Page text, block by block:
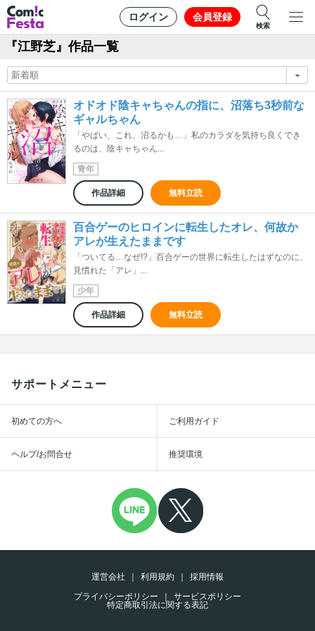
ログイン 会員登録
検索
『江野芝』作品一覧
オドオド陰キャちゃんの指に、沼落ち3秒前な
ギャルちゃん
「やばい、これ、沼るかも…」私のカラダを気持ち良くでき
るのは、陰キャちゃん...
青年
作品詳細 無料立読
百合ゲーのヒロインに転生したオレ、何故か
アレが生えたままです
「ついてる…なぜ!?」百合ゲーの世界に転生したはずなのに、
見慣れた「アレ」...
少年
作品詳細 無料立読
サポートメニュー
初めての方へ ご利用ガイド
ヘルプ/お問合せ 推奨環境
運営会社 利用規約
採用情報
プライバシーポリシー
サービスポリシー
特定商取引法に関する表記